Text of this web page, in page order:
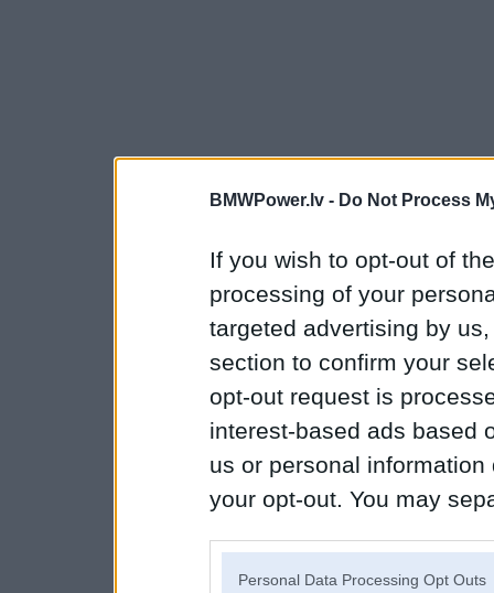
BMWPower.lv - Do Not Process
If you wish to opt-out of
processing of your
targeted advertising by
section to confirm your
opt-out request is
interest-based ads based
us or personal
your opt-out. You may
Personal Data Processing Opt Outs